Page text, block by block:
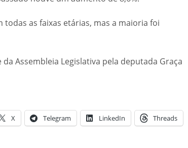
as faixas etárias, mas a maioria foi
Assembleia Legislativa pela deputada Graça
X Telegram LinkedIn Threads